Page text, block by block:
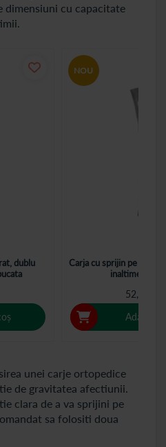
dimensiuni cu capacitate
dublu
NOU
Carja cu sprijin pe
inaltime, 1
52,00 Lei
Adaugă
unei carje ortopedice
de gravitatea afectiunii.
clara de a va sprijini pe
sa folositi doua